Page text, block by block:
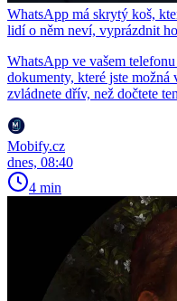
WhatsApp má skrytý koš,
lidí o něm neví, vyprázdnit
WhatsApp ve vašem
dokumenty, které jste
zvládnete dřív, než dočtete
Mobify.cz
dnes, 08:40
4 min